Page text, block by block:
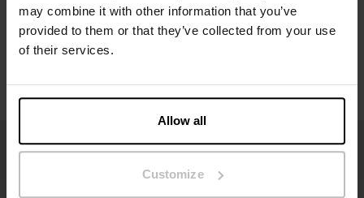
may combine it with other information that you’ve
provided to them or that they’ve collected from your use
of their services.
Allow all
Customize
Vaskeanvisninger